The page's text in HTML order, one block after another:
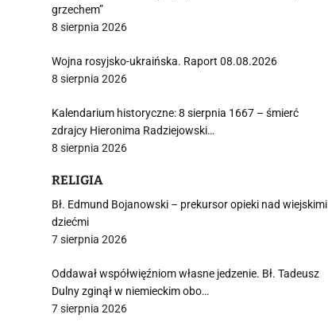
grzechem”
8 sierpnia 2026
Wojna rosyjsko-ukraińska. Raport 08.08.2026
8 sierpnia 2026
Kalendarium historyczne: 8 sierpnia 1667 – śmierć
zdrajcy Hieronima Radziejowski…
8 sierpnia 2026
RELIGIA
Bł. Edmund Bojanowski – prekursor opieki nad wiejskimi
dziećmi
7 sierpnia 2026
Oddawał współwięźniom własne jedzenie. Bł. Tadeusz
Dulny zginął w niemieckim obo…
7 sierpnia 2026